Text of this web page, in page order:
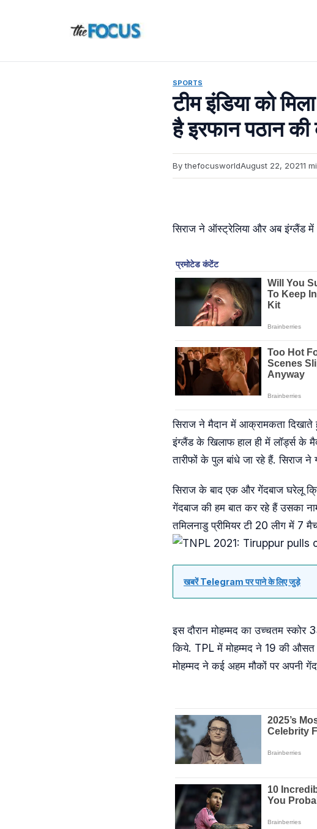
SPORTS
टीम इंडिया को
है इरफान पठान की
By thefocusworldAugust 22, 20211
सिराज ने ऑस्ट्रेलिया और अब इंग्लैंड में
सिराज ने मैदान में आक्रामकता दिखाते
इंग्लैंड के खिलाफ हाल ही में लॉर्ड्स के
तारीफों के पुल बांधे जा रहे हैं. सिराज
सिराज के बाद एक और गेंदबाज घरेलू
गेंदबाज की हम बात कर रहे हैं उसका
तमिलनाडु प्रीमियर टी 20 लीग में
खबरें Telegram पर पाने के लिए जुड़े
इस दौरान मोहम्मद का उच्चतम स्कोर
किये. TPL में मोहम्मद ने 19 की औसत
मोहम्मद ने कई अहम मौकों पर अपनी